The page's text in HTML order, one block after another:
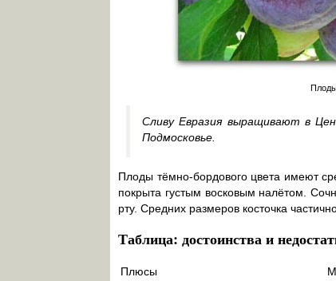
Сливу Евразия выращивают в
Подмосковье.
Плоды тёмно-бордового цвета имеют
покрыта густым восковым налётом.
рту. Средних размеров косточка
Таблица: достоинства и
Плюсы